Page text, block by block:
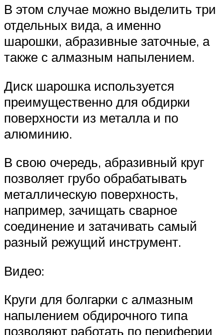
В этом случае можно выделить три
отдельных вида, а именно
шарошки, абразивные заточные, а
также с алмазным напылением.
Диск шарошка используется
преимущественно для обдирки
поверхности из металла и по
алюминию.
В свою очередь, абразивный круг
позволяет грубо обрабатывать
металлическую поверхность,
например, зачищать сварное
соединение и затачивать самый
разный режущий инструмент.
Видео:
Круги для болгарки с алмазным
напылением обдирочного типа
позволяют работать по периферии